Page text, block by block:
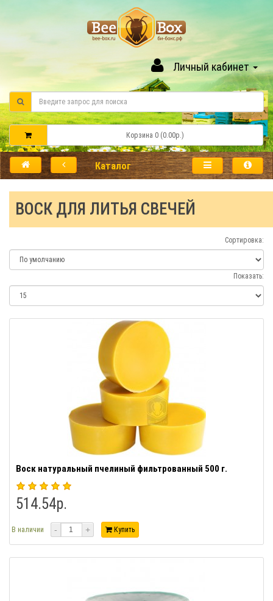
Личный кабинет
Корзина 0 (0.00р.)
Каталог
ВОСК ДЛЯ ЛИТЬЯ СВЕЧЕЙ
Сортировка:
Показать:
Воск натуральный пчелиный фильтрованный 500 г.
514.54р.
В наличии - + Купить